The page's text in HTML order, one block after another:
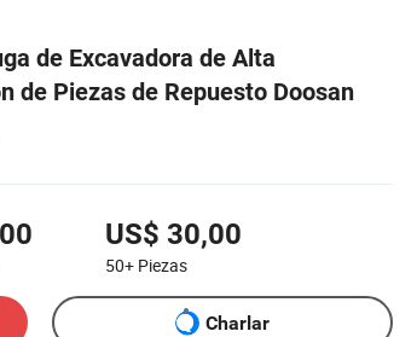
de Excavadora de Alta
de Piezas de Repuesto Doosan
US$ 30,00
50+ Piezas
Charlar